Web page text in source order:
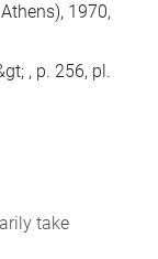
1970,
, p. 256, pl.
take